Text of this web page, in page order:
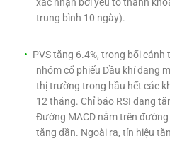
trung bình 10 ngày).
PVS tăng 6.4%, trong bối
nhóm cổ phiếu Dầu khí đang
thị trường trong hầu hết các
12 tháng. Chỉ báo RSI đang
Đường MACD nằm trên
tăng dần. Ngoài ra, tín hiệu